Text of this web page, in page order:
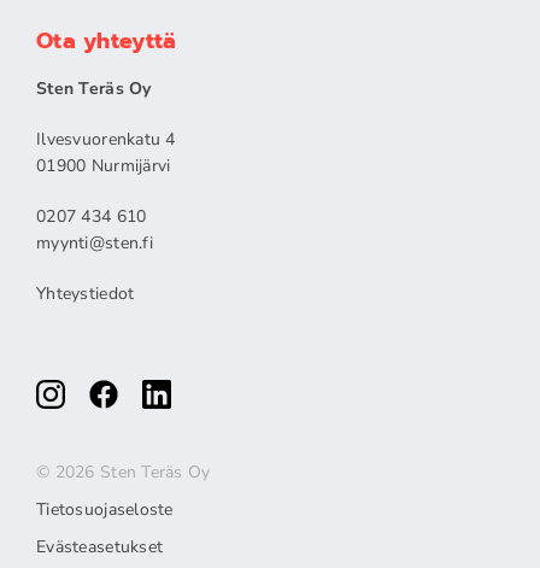
Ota yhteyttä
Sten Teräs Oy
Ilvesvuorenkatu 4
01900 Nurmijärvi
0207 434 610
myynti@sten.fi
Yhteystiedot
© 2026 Sten Teräs Oy
Tietosuojaseloste
Evästeasetukset